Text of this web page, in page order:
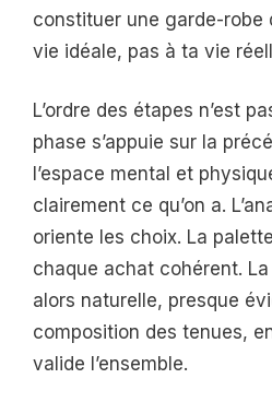
constituer une garde-robe
vie idéale, pas à ta vie
L’ordre des étapes n’est
phase s’appuie sur la
l’espace mental et
clairement ce qu’on a.
oriente les choix. La
chaque achat cohérent.
alors naturelle, presque
composition des tenues,
valide l’ensemble.